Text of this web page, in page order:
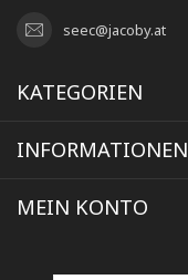
seec@jacoby.at
KATEGORIEN
INFORMATIONEN
MEIN KONTO